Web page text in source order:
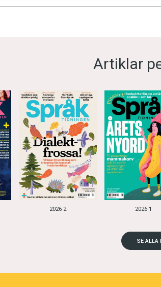
Artiklar
2026-2 2026-1
SE ALLA